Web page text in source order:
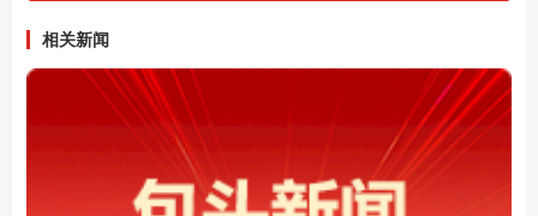
相关新闻